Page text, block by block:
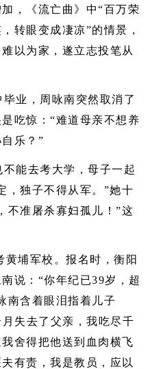
，《流亡曲》中“百万荣
转眼变成凄凉”的情景，
以为家，遂立志投笔从
业，周咏南突然取消了
吃惊：“难道母亲不想养
乐？”
能去考大学，母子一起
，独子不得从军。”她十
不准屠杀寡妇孤儿！”这
黄埔军校。报名时，衡阳
说：“你年纪已39岁，超
南含着眼泪指着儿子
失去了父亲，我吃尽千
舍得把他送到血肉横飞
有责，我是教员，应以